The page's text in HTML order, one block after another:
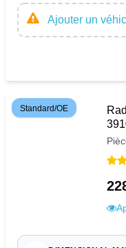
Ajouter un
Standard/OE